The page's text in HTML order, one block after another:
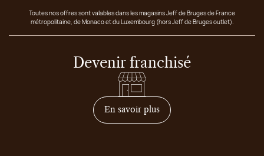
Toutes nos offres sont valables dans les magasins Jeff de Bruges de France
métropolitaine, de Monaco et du Luxembourg (hors Jeff de Bruges outlet).
Devenir franchisé
En savoir plussur comment devenir